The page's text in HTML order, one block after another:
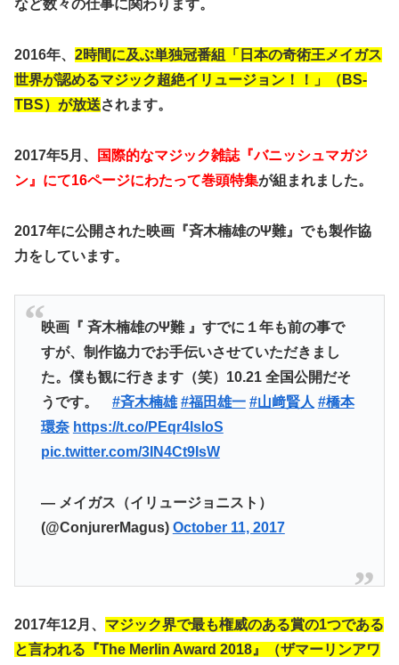
など数々の仕事に関わります。
2016年、 2時間に及ぶ単独冠番組「日本の奇術王メイガス
世界が認めるマジック超絶イリュージョン！！」（BS-
TBS）が放送されます。
2017年5月、
国際的なマジック雑誌『バニッシュマガジ
ン』にて16ページにわたって巻頭特集が組まれました。
2017年に公開された映画『斉木楠雄のΨ難』でも製作協
力をしています。
映画『 斉木楠雄のΨ難 』すでに１年も前の事で
すが、制作協力でお手伝いさせていただきまし
た。僕も観に行きます（笑）10.21 全国公開だそ
うです。 #斉木楠雄 #福田雄一 #山﨑賢人 #橋本
環奈 https://t.co/PEqr4lsloS
pic.twitter.com/3IN4Ct9IsW
— メイガス（イリュージョニスト）
(@ConjurerMagus) October 11, 2017
2017年12月、 マジック界で最も権威のある賞の1つである
と言われる『The Merlin Award 2018』（ザマーリンアワ